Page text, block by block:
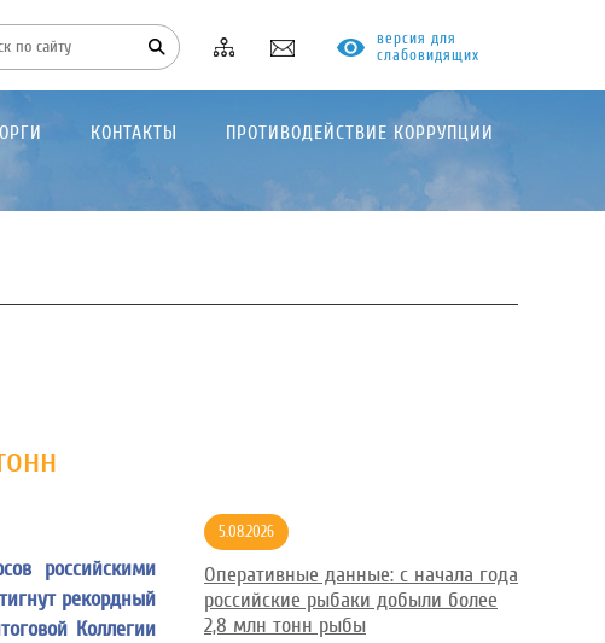
версия для
слабовидящих
КОНТАКТЫ ПРОТИВОДЕЙСТВИЕ КОРРУПЦИИ
российскими
рекордный
Коллегии
5.08.2026
Оперативные данные: с начала года
российские рыбаки добыли более
2,8 млн тонн рыбы